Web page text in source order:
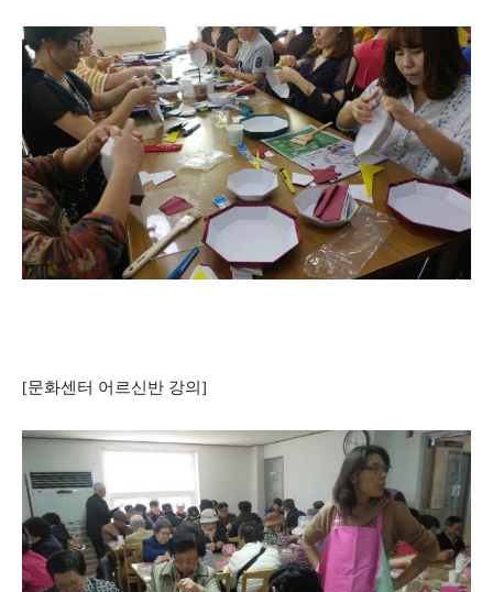
[문화센터 어르신반 강의]